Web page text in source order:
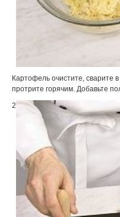
Картофель очистите, сварите
протрите горячим. Добавьте
2